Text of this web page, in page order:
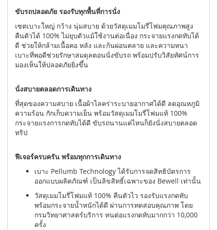
ขับรถปลอดภัย รองรับทุกพื้นที่การนั่ง
เซตเบาะใหญ่ กว้าง นุ่มสบาย ด้วยวัสดุเมมโมรี่โฟมคุณภาพสูง
คืนตัวได้ 100% ไม่ยุบตัวแม้ใช้งานต่อเนื่อง กระจายแรงกดทับได้
ดี ช่วยให้กล้ามเนื้อคอ หลัง และก้นผ่อนคลาย และความหนา
เบาะที่พอดีช่วยรักษาสมดุลตอนนั่งขับรถ พร้อมปรับวิสัยทัศน์การ
มองเห็นให้ปลอดภัยยิ่งขึ้น
นั่งสบายตลอดการเดินทาง
ที่สุดของความสบาย เนื้อผ้าไลคร่าระบายอากาศได้ดี ลดอุณหภูมิ
ความร้อน กักเก็บความเย็น พร้อมวัสดุเมมโมรี่โฟมแท้ 100%
กระจายแรงการกดทับได้ดี ขับรถนานแค่ไหนก็ยังนั่งสบายตลอด
ทริป
ฟีเจอร์ครบครัน พร้อมทุกการเดินทาง
เบาะ Pellumb Technology ได้รับการจดสิทธิบัตรการ
ออกแบบผลิตภัณฑ์ เป็นลิขสิทธิ์เฉพาะของ Bewell เท่านั้น
วัสดุเมมโมรี่โฟมแท้ 100% คืนตัวไว รองรับแรงกดทับ
พร้อมกระจายน้ำหนักได้ดี ผ่านการทดสอบคุณภาพ โดย
กรมวิทยาศาสตร์บริการ ทนต่อแรงกดทับมากกว่า 10,000
ครั้ง